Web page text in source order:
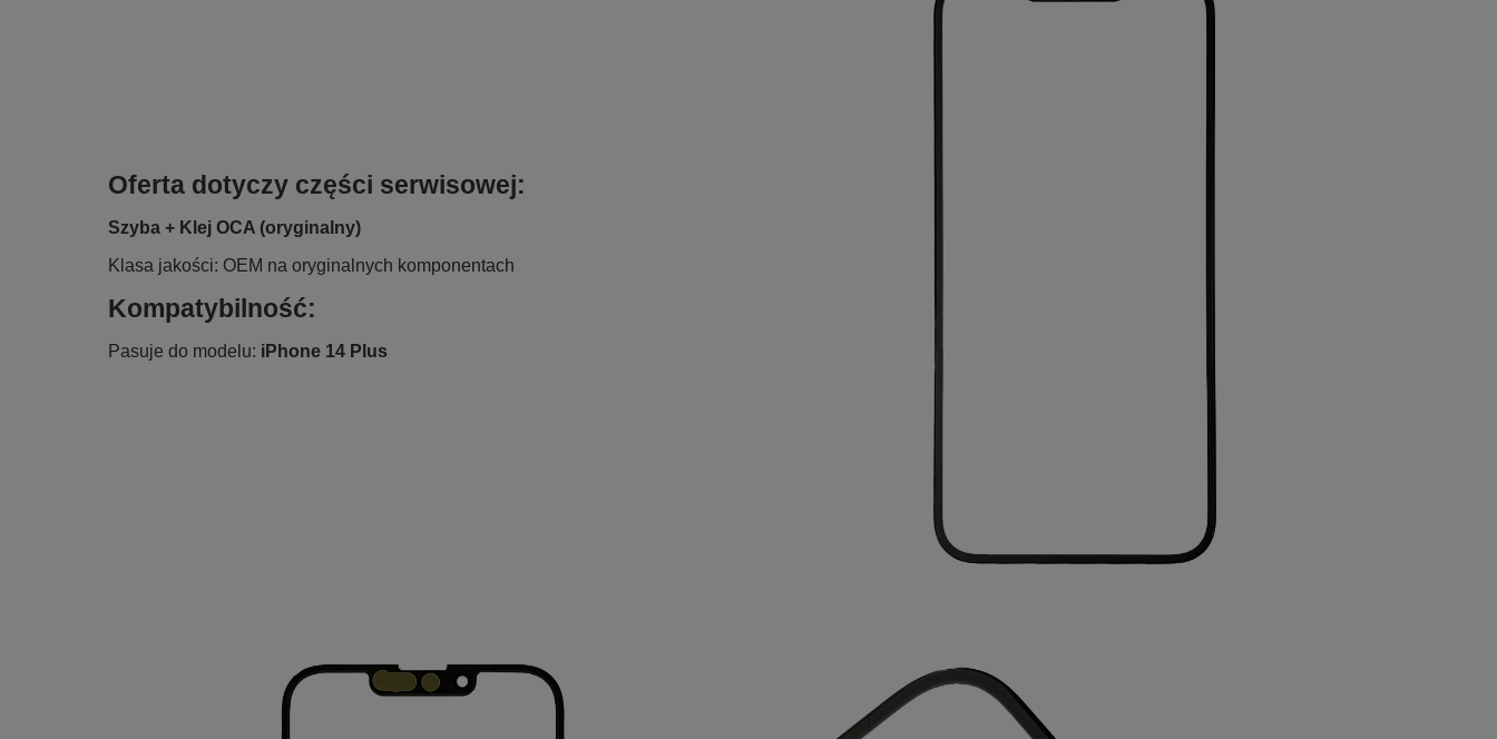
Oferta dotyczy części serwisowej:
Szyba + Klej OCA (oryginalny)
Klasa jakości: OEM na oryginalnych komponentach
Kompatybilność:
Pasuje do modelu: iPhone 14 Plus